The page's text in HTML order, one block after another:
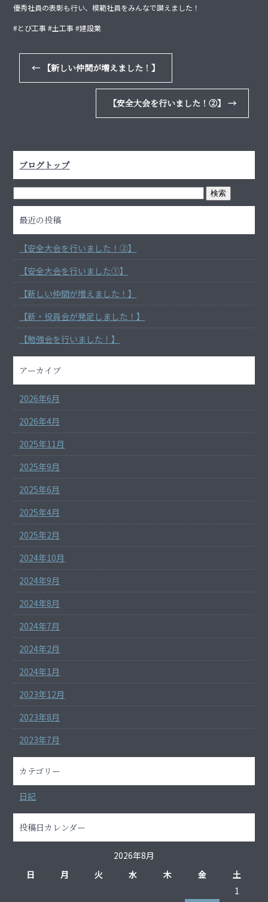
優秀社員の表彰も行い、模範社員をみんなで讃えました！
#とび工事 #土工事 #建設業
← 【新しい仲間が増えました！】
【安全大会を行いました！②】 →
ブログトップ
最近の投稿
【安全大会を行いました！②】
【安全大会を行いました①】
【新しい仲間が増えました！】
【新・役員会が発足しました！】
【勉強会を行いました！】
アーカイブ
2026年6月
2026年4月
2025年11月
2025年9月
2025年6月
2025年4月
2025年2月
2024年10月
2024年9月
2024年8月
2024年7月
2024年2月
2024年1月
2023年12月
2023年8月
2023年7月
カテゴリー
日記
投稿日カレンダー
2026年8月
日
月 火 水 木 金
土
1